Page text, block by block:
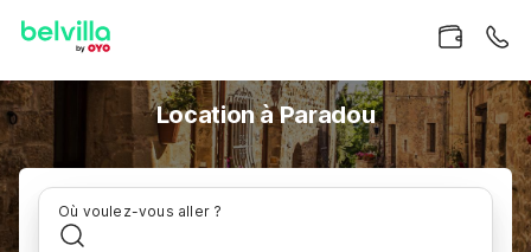
Location à Paradou
Où voulez-vous aller ?